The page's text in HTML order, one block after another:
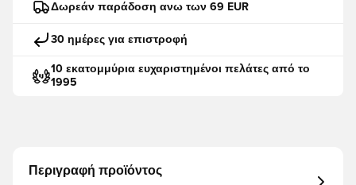
Δωρεάν παράδοση ανω των 69 EUR
30 ημέρες για επιστροφή
10 εκατομμύρια ευχαριστημένοι πελάτες από το
1995
Περιγραφή προϊόντος